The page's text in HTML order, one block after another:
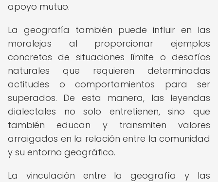
apoyo mutuo.
La geografía también puede influir en las
moralejas al proporcionar ejemplos
concretos de situaciones límite o desafíos
naturales que requieren determinadas
actitudes o comportamientos para ser
superados. De esta manera, las leyendas
dialectales no solo entretienen, sino que
también educan y transmiten valores
arraigados en la relación entre la comunidad
y su entorno geográfico.
La vinculación entre la geografía y las